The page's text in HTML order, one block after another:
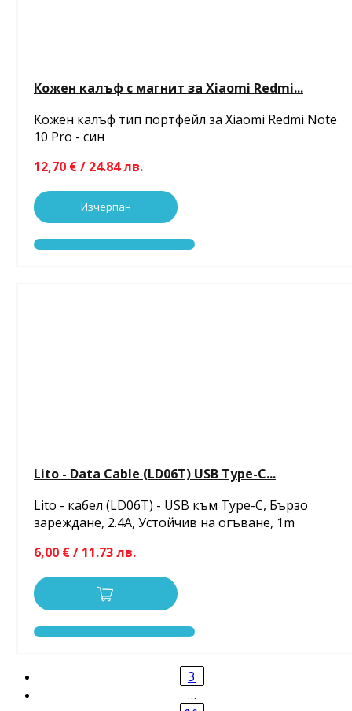
Кожен калъф с магнит за Xiaomi Redmi...
Кожен калъф тип портфейл за Xiaomi Redmi Note
10 Pro - син
12,70 € / 24.84 лв.
Изчерпан
Lito - Data Cable (LD06T) USB Type-C...
Lito - кабел (LD06T) - USB към Type-C, Бързо
зареждане, 2.4A, Устойчив на огъване, 1m
6,00 € / 11.73 лв.
3
…